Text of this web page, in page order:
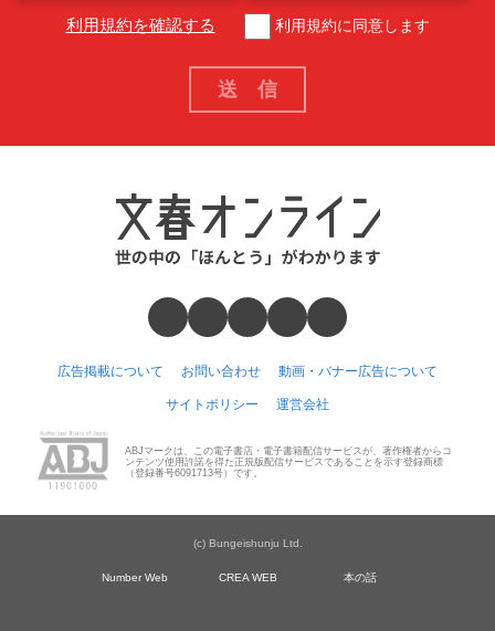
利用規約を確認する 利用規約に同意します
広告掲載について お問い合わせ 動画・バナー広告について
サイトポリシー 運営会社
ABJマークは、この電子書店・電子書籍配信サービスが、著作権者からコ
ンテンツ使用許諾を得た正規版配信サービスであることを示す登録商標
（登録番号6091713号）です。
(c) Bungeishunju Ltd.
Number Web CREA WEB 本の話